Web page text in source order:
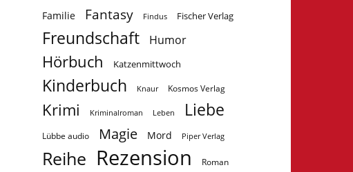
Familie Fantasy Findus Fischer Verlag
Freundschaft Humor
Hörbuch Katzenmittwoch
Kinderbuch Knaur Kosmos Verlag
Krimi Kriminalroman Leben Liebe
Lübbe audio Magie Mord Piper Verlag
Reihe Rezension Roman